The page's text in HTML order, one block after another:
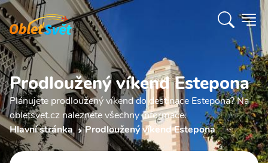
Prodloužený víkend Estepona
Plánujete prodloužený víkend do destinace Estepona? Na
obletsvet.cz naleznete všechny informace.
Hlavní stránka
Prodloužený víkend Estepona